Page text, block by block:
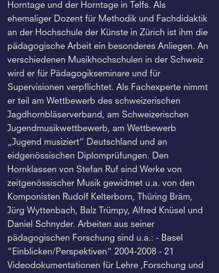
Horntage und der Horntage in Telfs. Als
ehemaliger Dozent für Methodik und Fachdidaktik
an der Hochschule der Künste in Zürich ist ihm die
pädagogische Arbeit ein besonderes Anliegen. An
verschiedenen Musikhochschulen in der Schweiz
wird er für Pädagogikseminare und für
Supervisionen verpflichtet. Als Fachexperte nimmt
er teil am Wettbewerb des schweizerischen
Jagdhornbläserverband, am Schweizerischen
Jugendmusikwettbewerb, am Wettbewerb
„Jugend musiziert“ Deutschland und an
eidgenössischen Diplomprüfungen. Den
Hornklassen von Stefan Ruf sind Werke von
zeitgenössischer Musik gewidmet u.a. von den
Komponisten Rudolf Kelterborn, Thüring Bräm,
Jürg Wyttenbach, Balz Trümpy, Alfred Knüsel und
Daniel Schnyder. Arbeiten aus seiner
pädagogischen Forschung sind u.a.: - Basel
“Einblicken/Perspektiven“ 2004-2008 - 21
Videodokumentationen für Lehre ,Forschung und